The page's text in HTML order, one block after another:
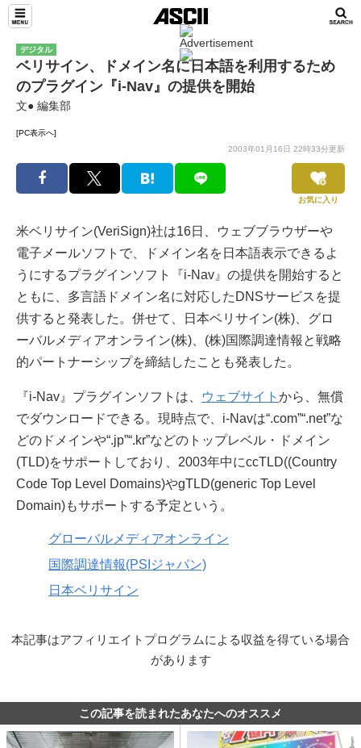
デジタル
ベリサイン、ドメイン名に日本語を利用するため
のプラグイン『i-Nav』の提供を開始
文● 編集部
[PC表示へ]
2003年01月16日 22時33分更新
お気に入り
米ベリサイン(VeriSign)社は16日、ウェブブラウザーや
電子メールソフトで、ドメイン名を日本語表示できるよ
うにするプラグインソフト『i-Nav』の提供を開始すると
ともに、多言語ドメイン名に対応したDNSサービスを提
供すると発表した。併せて、日本ベリサイン(株)、グロ
ーバルメディアオンライン(株)、(株)国際調達情報と戦略
的パートナーシップを締結したことも発表した。
『i-Nav』プラグインソフトは、 ウェブサイト から、無償
でダウンロードできる。現時点で、i-Navは“.com”“.net”な
どのドメインや“.jp”“.kr”などのトップレベル・ドメイン
(TLD)をサポートしており、2003年中にccTLD((Country
Code Top Level Domains)やgTLD(generic Top Level
Domain)もサポートする予定という。
グローバルメディアオンライン
国際調達情報(PSIジャパン)
日本ベリサイン
本記事はアフィリエイトプログラムによる収益を得ている場合
があります
この記事を読まれたあなたへのオススメ